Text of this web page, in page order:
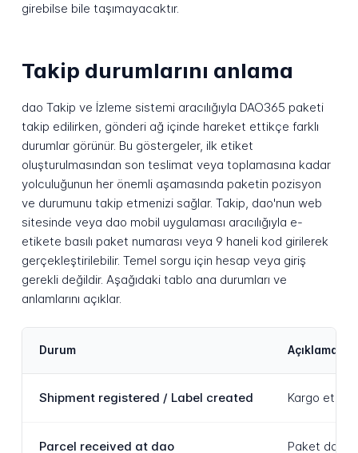
girebilse bile taşımayacaktır.
Takip durumlarını anlama
dao Takip ve İzleme sistemi aracılığıyla DAO365 paketi
takip edilirken, gönderi ağ içinde hareket ettikçe farklı
durumlar görünür. Bu göstergeler, ilk etiket
oluşturulmasından son teslimat veya toplamasına kadar
yolculuğunun her önemli aşamasında paketin pozisyon
ve durumunu takip etmenizi sağlar. Takip, dao'nun web
sitesinde veya dao mobil uygulaması aracılığıyla e-
etikete basılı paket numarası veya 9 haneli kod girilerek
gerçekleştirilebilir. Temel sorgu için hesap veya giriş
gerekli değildir. Aşağıdaki tablo ana durumları ve
anlamlarını açıklar.
Durum Açıklama
Shipment registered / Label created Kargo
Parcel received at dao Paket